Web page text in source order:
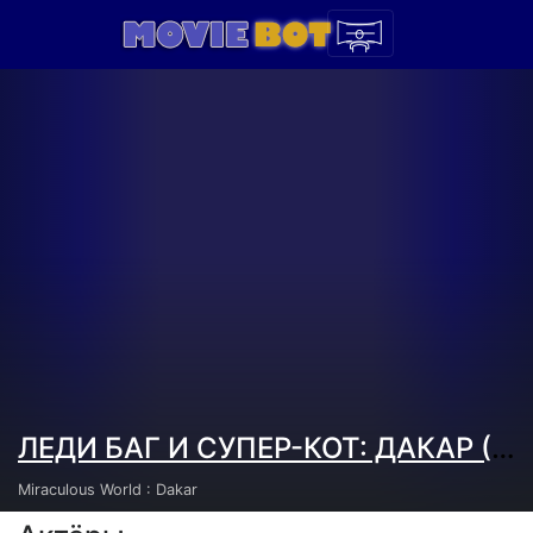
ЛЕДИ БАГ И СУПЕР-КОТ: ДАКАР ()
/
Miraculous World : Dakar